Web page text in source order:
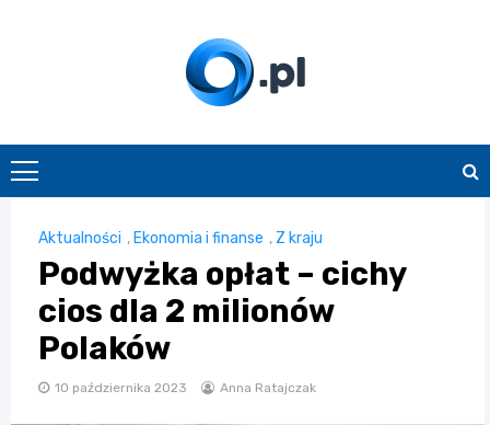
O.pl
Aktualności , Ekonomia i finanse , Z kraju
Podwyżka opłat – cichy
cios dla 2 milionów
Polaków
10 października 2023 Anna Ratajczak